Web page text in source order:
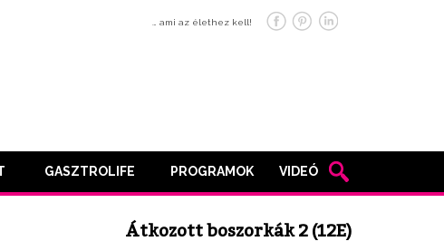
… ami az élethez kell!
GASZTROLIFE PROGRAMOK VIDEÓ
Átkozott boszorkák 2 (12E)